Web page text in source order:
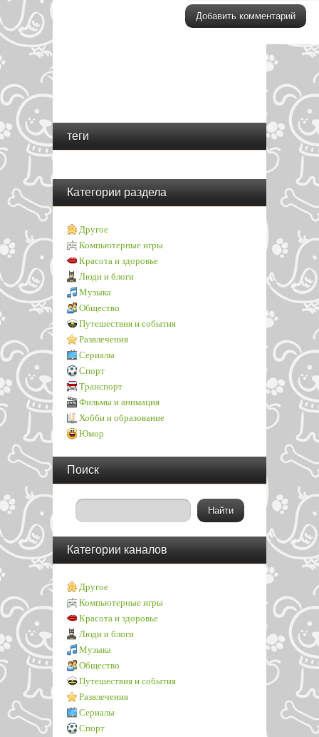
теги
Категории раздела
Другое
Компьютерные игры
Красота и здоровье
Люди и блоги
Музыка
Общество
Путешествия и события
Развлечения
Сериалы
Спорт
Транспорт
Фильмы и анимация
Хобби и образование
Юмор
Поиск
Категории каналов
Другое
Компьютерные игры
Красота и здоровье
Люди и блоги
Музыка
Общество
Путешествия и события
Развлечения
Сериалы
Спорт